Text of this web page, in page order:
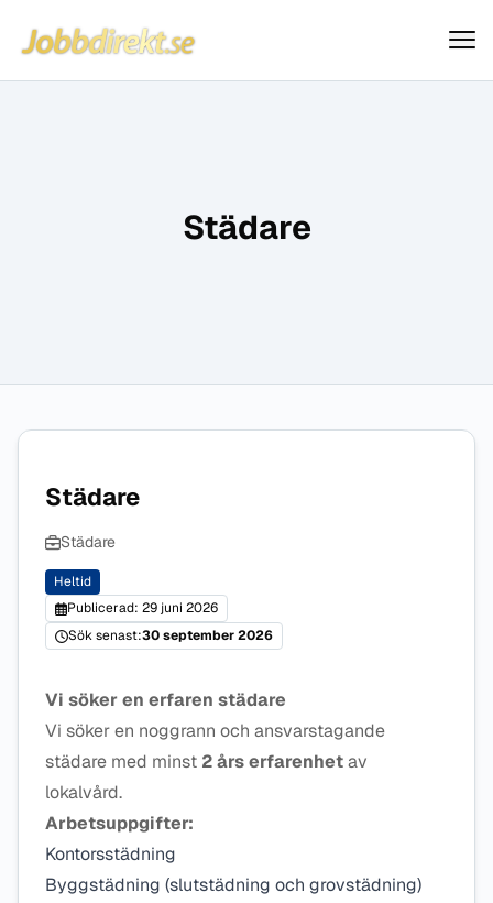
Hoppa till innehåll
Jobbdirekt
Städare
Städare
Städare
Heltid
Publicerad: 29 juni 2026
Sök senast:30 september 2026
Vi söker en erfaren städare
Vi söker en noggrann och ansvarstagande
städare med minst 2 års erfarenhetav
lokalvård.
Arbetsuppgifter:
Kontorsstädning
Byggstädning (slutstädning och grovstädning)